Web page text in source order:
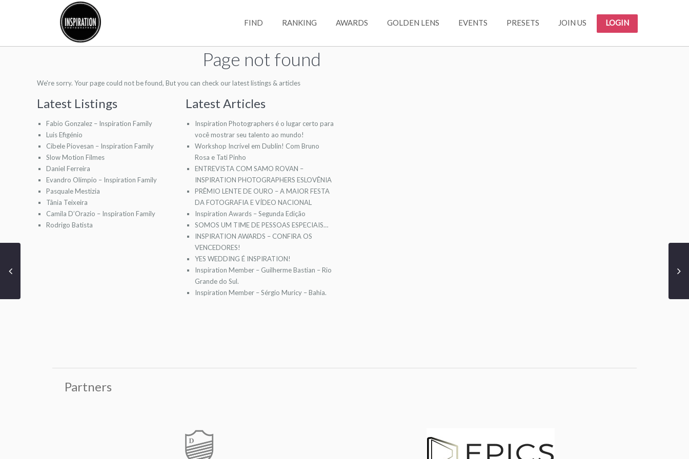
FIND RANKING AWARDS GOLDEN LENS EVENTS PRESETS JOIN US LOGIN
Page not found
We're sorry. Your page could not be found, But you can check our latest listings & articles
Latest Listings
Fabio Gonzalez – Inspiration Family
Luis Efigénio
Cibele Piovesan – Inspiration Family
Slow Motion Filmes
Daniel Ferreira
Evandro Olímpio – Inspiration Family
Pasquale Mestizia
Tânia Teixeira
Camila D’Orazio – Inspiration Family
Rodrigo Batista
Latest Articles
Inspiration Photographers é o lugar certo para
você mostrar seu talento ao mundo!
Workshop Incrível em Dublin! Com Bruno
Rosa e Tati Pinho
ENTREVISTA COM SAMO ROVAN –
INSPIRATION PHOTOGRAPHERS ESLOVÊNIA
PRÊMIO LENTE DE OURO – A MAIOR FESTA
DA FOTOGRAFIA E VÍDEO NACIONAL
Inspiration Awards – Segunda Edição
SOMOS UM TIME DE PESSOAS ESPECIAIS…
INSPIRATION AWARDS – CONFIRA OS
VENCEDORES!
YES WEDDING É INSPIRATION!
Inspiration Member – Guilherme Bastian – Rio
Grande do Sul.
Inspiration Member – Sérgio Muricy – Bahia.